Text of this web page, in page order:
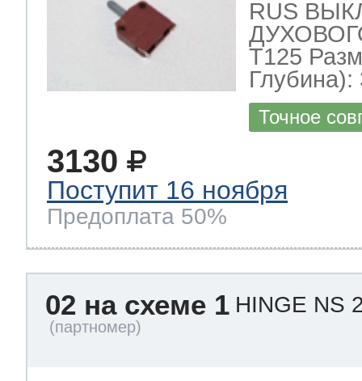
RUS
T125
Глубина):
Точное
3130
Поступит 16 ноября
Предоплата 50%
02 на схеме 1 HINGE NS